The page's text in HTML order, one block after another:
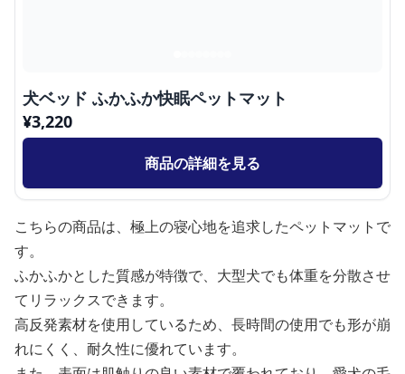
犬ベッド ふかふか快眠ペットマット
¥3,220
商品の詳細を見る
こちらの商品は、極上の寝心地を追求したペットマットで
す。
ふかふかとした質感が特徴で、大型犬でも体重を分散させ
てリラックスできます。
高反発素材を使用しているため、長時間の使用でも形が崩
れにくく、耐久性に優れています。